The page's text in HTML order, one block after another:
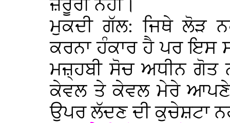
ਜ਼ਰੂਰੀ ਨਹੀ।
ਮੁਕਦੀ ਗੱਲ: ਜਿਥੇ ਲੋੜ
ਕਰਨਾ ਹੰਕਾਰ ਹੈ ਪਰ ਇਸ
ਮਜ਼੍ਹਬੀ ਸੋਚ ਅਧੀਨ ਗੋਤ
ਕੇਵਲ ਤੇ ਕੇਵਲ ਮੇਰੇ ਆਪਣੇ
ਉਪਰ ਲੱਦਣ ਦੀ ਕੁਚੇਸ਼ਟਾ